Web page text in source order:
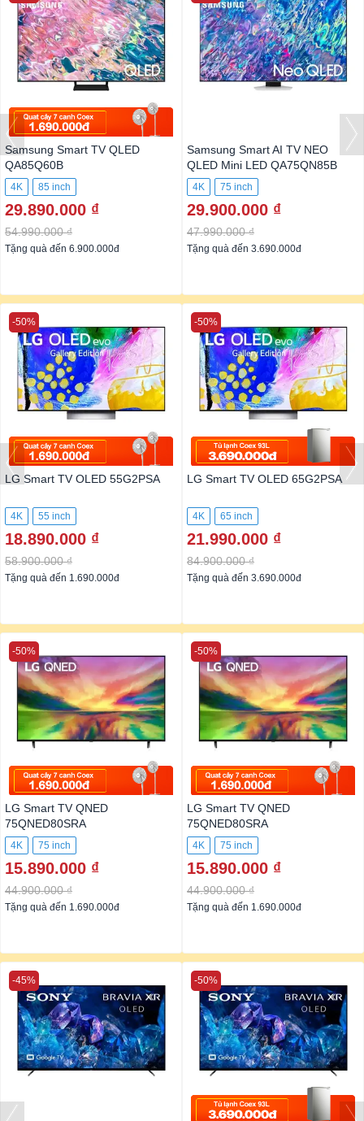
Samsung Smart TV QLED
QA85Q60B
4K 85 inch
29.890.000 ₫
54.990.000 ₫
Tặng quà đến 6.900.000đ
Samsung Smart AI TV NEO
QLED Mini LED QA75QN85B
4K 75 inch
29.900.000 ₫
47.990.000 ₫
Tặng quà đến 3.690.000đ
LG Smart TV OLED 55G2PSA
4K 55 inch
18.890.000 ₫
58.900.000 ₫
-50%
Tặng quà đến 1.690.000đ
LG Smart TV OLED 65G2PSA
4K 65 inch
21.990.000 ₫
84.900.000 ₫
-50%
Tặng quà đến 3.690.000đ
LG Smart TV QNED
75QNED80SRA
4K 75 inch
15.890.000 ₫
44.900.000 ₫
-50%
Tặng quà đến 1.690.000đ
LG Smart TV QNED
75QNED80SRA
4K 75 inch
15.890.000 ₫
44.900.000 ₫
-50%
Tặng quà đến 1.690.000đ
-45% -50%